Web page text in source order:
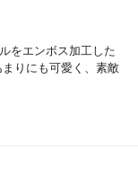
をエンボス加工した
りにも可愛く、素敵